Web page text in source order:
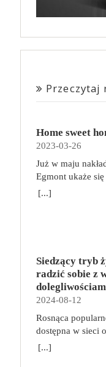
Przeczytaj
Home sweet
2023-03-26
Już w maju
Egmont ukaże
scenarzysty
przed
podejmują takie
tożsamości,
przykrywką
trzecim tomie
potrzasku. Dzieci
opuścić swój
[...]
Siedzący tryb
radzić sobie z
2024-08-12
Rosnąca
dostępna w sieci
online sprawiają,
[...]